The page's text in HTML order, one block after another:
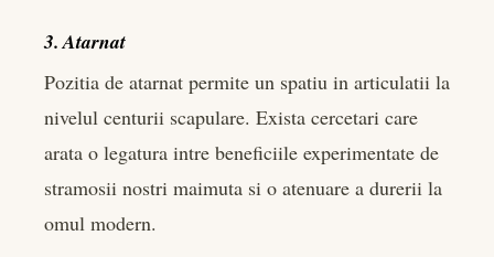
3. Atarnat
Pozitia de atarnat permite un spatiu in articulatii la
nivelul centurii scapulare. Exista cercetari care
arata o legatura intre beneficiile experimentate de
stramosii nostri maimuta si o atenuare a durerii la
omul modern.